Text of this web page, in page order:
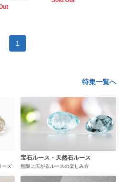
1
特集一覧へ
ーズ
宝石ルース・天然石ルース
無限に広がるルースの楽しみ方